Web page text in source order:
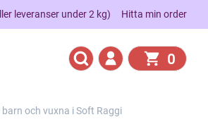
leveranser under 2 kg) Hitta min order
0
och vuxna i Soft Raggi